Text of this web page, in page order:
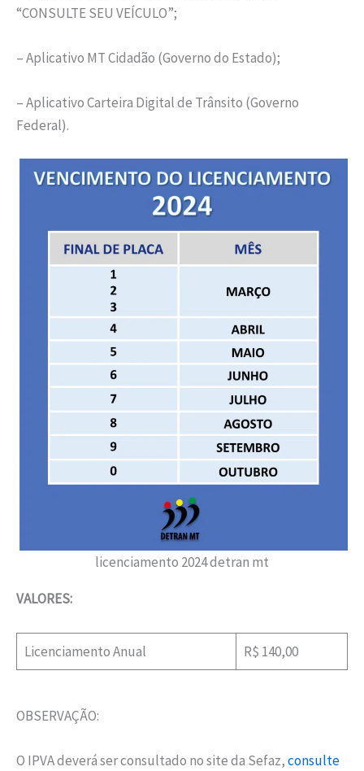
“CONSULTE SEU VEÍCULO”;
– Aplicativo MT Cidadão (Governo do Estado);
– Aplicativo Carteira Digital de Trânsito (Governo
Federal).
licenciamento 2024 detran mt
VALORES:
Licenciamento Anual R$ 140,00
OBSERVAÇÃO:
O IPVA deverá ser consultado no site da Sefaz,consulte